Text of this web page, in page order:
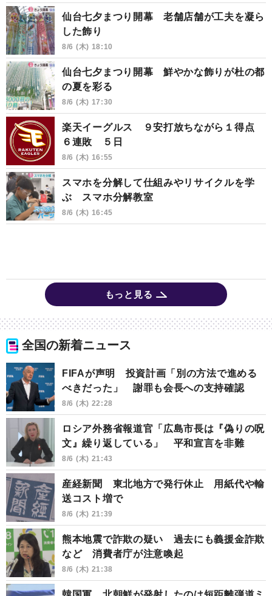
仙台七夕まつり開幕 老舗店舗が工夫を凝ら
した飾り
8/6 (木) 18:10
仙台七夕まつり開幕 鮮やかな飾りが杜の都
の夏を彩る
8/6 (木) 17:30
楽天イーグルス ９安打放ちながら１得点
６連敗 ５日
8/6 (木) 16:55
スマホを分解して仕組みやリサイクルを学
ぶ スマホ分解教室
8/6 (木) 16:45
もっと見る
全国の新着ニュース
FIFAが声明 投資計画「別の方法で進める
べきだった」 謝罪も会長への支持確認
8/6 (木) 22:28
ロシア外務省報道官「広島市長は『偽りの呪
文』繰り返している」 平和宣言を非難
8/6 (木) 21:43
産経新聞 東北地方で発行休止 用紙代や輸
送コスト増で
8/6 (木) 21:39
熊本地震で詐欺の疑い 過去にも義援金詐欺
など 消費者庁が注意喚起
8/6 (木) 21:38